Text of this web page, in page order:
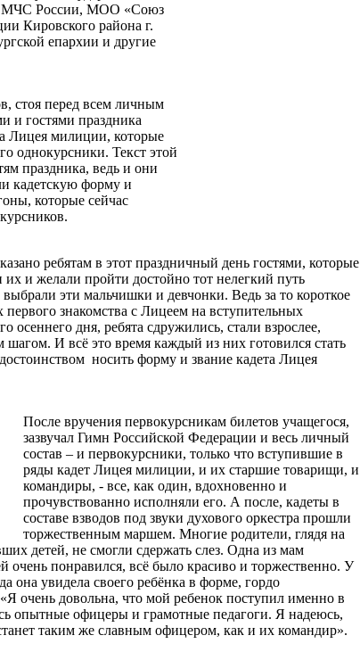
МЧС России, МОО «Союз
Кировского района г.
епархии и другие
стоя перед всем личным
и гостями праздника
Лицея милиции, которые
однокурсники. Текст этой
праздника, ведь и они
кадетскую форму и
которые сейчас
ребятам в этот праздничный день гостями, которые
их и желали пройти достойно тот нелегкий путь
эти мальчишки и девчонки. Ведь за то короткое
знакомства с Лицеем на вступительных
осеннего дня, ребята сдружились, стали взрослее,
шагом. И всё это время каждый из них готовился стать
носить форму и звание кадета Лицея
После вручения первокурсникам билетов учащегося,
зазвучал Гимн Российской Федерации и весь личный
состав – и первокурсники, только что вступившие в
ряды кадет Лицея милиции, и их старшие товарищи, и
командиры, - все, как один, вдохновенно и
прочувствованно исполняли его. А после, кадеты в
составе взводов под звуки духового оркестра прошли
торжественным маршем. Многие родители, глядя на
детей, не смогли сдержать слез. Одна из мам
очень понравился, всё было красиво и торжественно. У
она увидела своего ребёнка в форме, гордо
очень довольна, что мой ребенок поступил именно в
опытные офицеры и грамотные педагоги. Я надеюсь,
таким же славным офицером, как и их командир».